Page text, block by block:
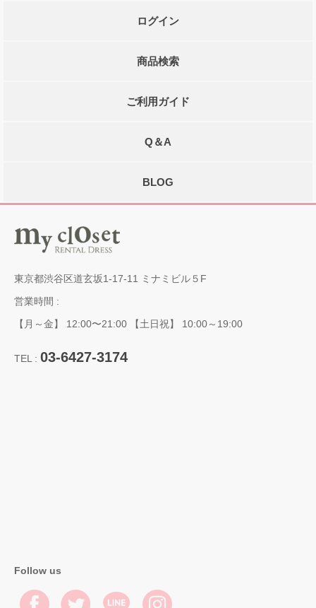
ログイン
商品検索
ご利用ガイド
Q＆A
BLOG
東京都渋谷区道玄坂1-17-11 ミナミビル５F
営業時間 :
【月～金】 12:00〜21:00 【土日祝】 10:00～19:00
TEL : 03-6427-3174
Follow us